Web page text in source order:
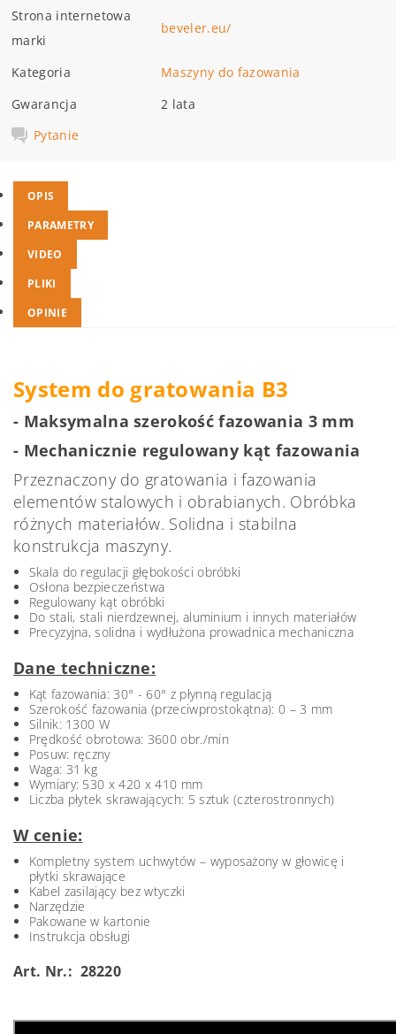
Strona internetowa
marki
beveler.eu/
Kategoria
Maszyny do fazowania
Gwarancja
2 lata
Pytanie
OPIS
PARAMETRY
VIDEO
PLIKI
OPINIE
System do gratowania B3
- Maksymalna szerokość fazowania 3 mm
- Mechanicznie regulowany kąt fazowania
Przeznaczony do gratowania i fazowania
elementów stalowych i obrabianych. Obróbka
różnych materiałów. Solidna i stabilna
konstrukcja maszyny.
Skala do regulacji głębokości obróbki
Osłona bezpieczeństwa
Regulowany kąt obróbki
Do stali, stali nierdzewnej, aluminium i innych materiałów
Precyzyjna, solidna i wydłużona prowadnica mechaniczna
Dane techniczne:
Kąt fazowania: 30° - 60° z płynną regulacją
Szerokość fazowania (przeciwprostokątna): 0 – 3 mm
Silnik: 1300 W
Prędkość obrotowa: 3600 obr./min
Posuw: ręczny
Waga: 31 kg
Wymiary: 530 x 420 x 410 mm
Liczba płytek skrawających: 5 sztuk (czterostronnych)
W cenie:
Kompletny system uchwytów – wyposażony w głowicę i
płytki skrawające
Kabel zasilający bez wtyczki
Narzędzie
Pakowane w kartonie
Instrukcja obsługi
Art. Nr.: 28220